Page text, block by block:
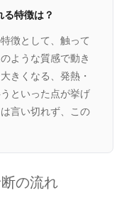
特徴は？
徴として、触って
ような質感で動き
きくなる、発熱・
といった点が挙げ
言い切れず、この
の流れ